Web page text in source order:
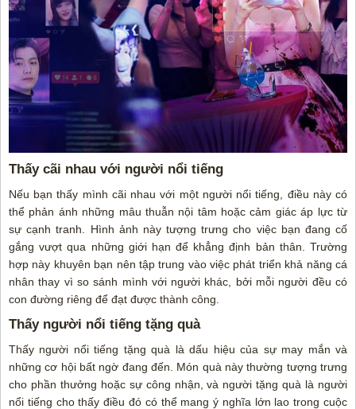
Thấy cãi nhau với người nổi tiếng
Nếu bạn thấy mình cãi nhau với một người nổi tiếng, điều này có
thể phản ánh những mâu thuẫn nội tâm hoặc cảm giác áp lực từ
sự cạnh tranh. Hình ảnh này tượng trưng cho việc bạn đang cố
gắng vượt qua những giới hạn để khẳng định bản thân. Trường
hợp này khuyên bạn nên tập trung vào việc phát triển khả năng cá
nhân thay vì so sánh mình với người khác, bởi mỗi người đều có
con đường riêng để đạt được thành công.
Thấy người nổi tiếng tặng quà
Thấy người nổi tiếng tặng quà là dấu hiệu của sự may mắn và
những cơ hội bất ngờ đang đến. Món quà này thường tượng trưng
cho phần thưởng hoặc sự công nhận, và người tặng quà là người
nổi tiếng cho thấy điều đó có thể mang ý nghĩa lớn lao trong cuộc